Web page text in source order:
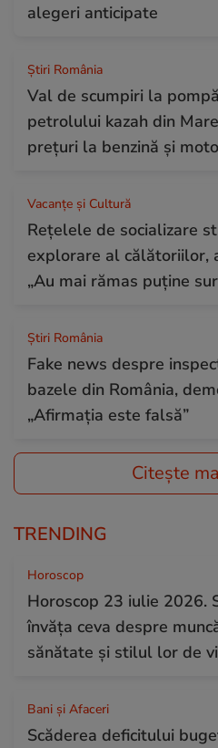
alegeri anticipate
Știri România
Val de scumpiri la
petrolului kazah din
prețuri la benzină și
Vacanțe și Cultură
Rețelele de socializare
explorare al călătoriilor,
„Au mai rămas puține
Știri România
Fake news despre
bazele din România,
„Afirmația este falsă”
Citește
TRENDING
Horoscop
Horoscop 23 iulie 2026.
învăța ceva despre
sănătate și stilul lor de
Bani și Afaceri
Scăderea deficitului